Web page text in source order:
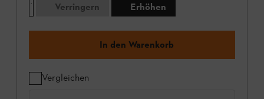
Verringern
Erhöhen
In den Warenkorb
Vergleichen